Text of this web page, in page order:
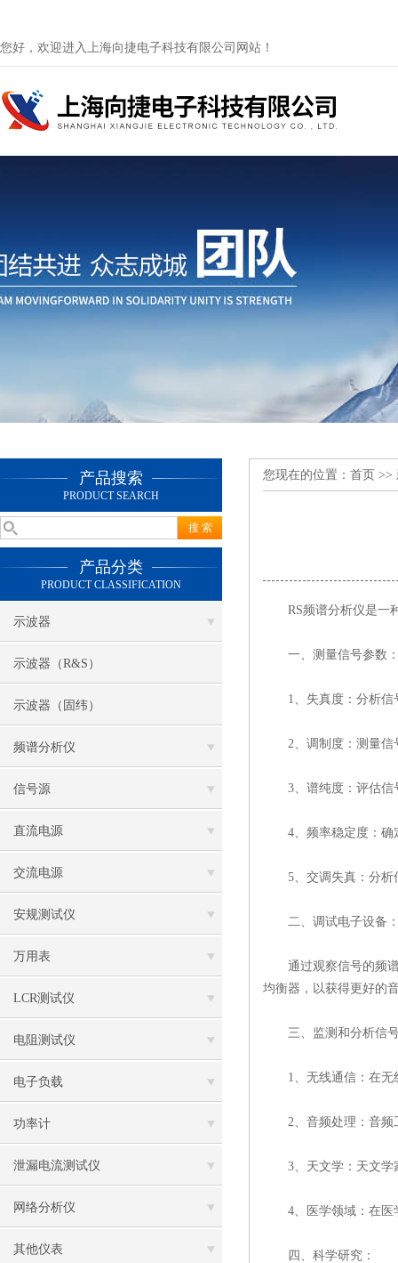
您好，欢迎进入上海向捷电子科技有限公司网站！
产品搜索
PRODUCT SEARCH
产品分类
PRODUCT CLASSIFICATION
示波器
示波器（R&S）
示波器（固纬）
频谱分析仪
信号源
直流电源
交流电源
安规测试仪
万用表
LCR测试仪
电阻测试仪
电子负载
功率计
泄漏电流测试仪
网络分析仪
其他仪表
您现在的位置： 首页 >>
RS频谱分析仪是一种
一、测量信号参数
1、失真度：分析信号
2、调制度：测量信
3、谱纯度：评估信
4、频率稳定度：确定
5、交调失真：分析
二、调试电子设备
通过观察信号的频谱
均衡器，以获得更好的
三、监测和分析信
1、无线通信：在无线
2、音频处理：音频工
3、天文学：天文学家
4、医学领域：在医学
四、科学研究：